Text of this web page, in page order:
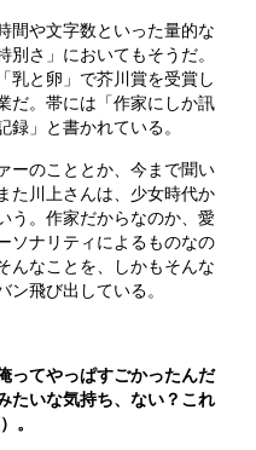
間や文字数といった量的な
さ」においてもそうだ。
乳と卵」で芥川賞を受賞し
だ。帯には「作家にしか訊
」と書かれている。
ーのこととか、今まで聞い
た川上さんは、少女時代か
う。作家だからなのか、愛
ソナリティによるものなの
んなことを、しかもそんな
飛び出している。
ってやっぱすごかったんだ
たいな気持ち、ない？これ
。